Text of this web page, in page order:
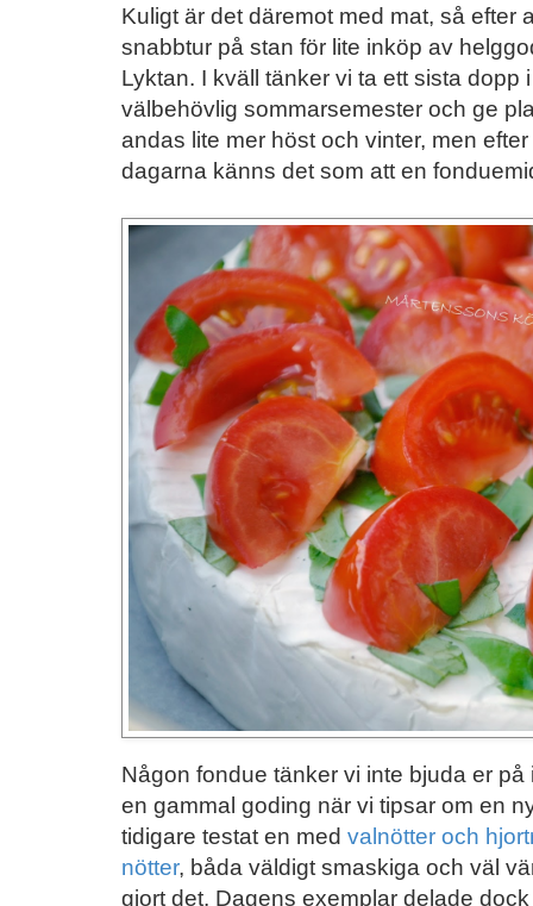
Kuligt är det däremot med mat, så efter
snabbtur på stan för lite inköp av
Lyktan. I kväll tänker vi ta ett sista
välbehövlig sommarsemester och ge
andas lite mer höst och vinter, men
dagarna känns det som att en
Någon fondue tänker vi inte bjuda er
en gammal goding när vi tipsar om en
tidigare testat en med valnötter och
nötter, båda väldigt smaskiga och väl
gjort det. Dagens exemplar delade